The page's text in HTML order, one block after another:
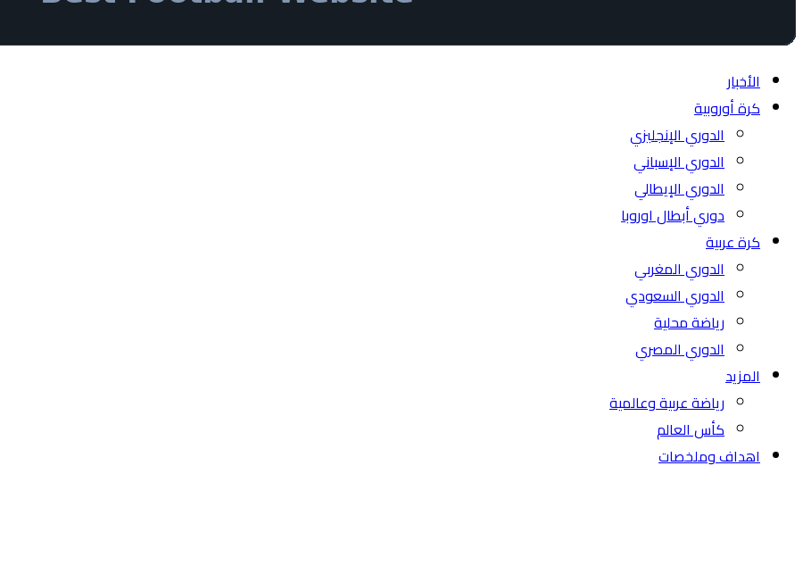
الأخبار
كرة أوروبية
الدوري الإنجليزي
الدوري الإسباني
الدوري الإيطالي
دوري أبطال اوروبا
كرة عربية
الدوري المغربي
الدوري السعودي
رياضة محلية
الدوري المصري
المزيد
رياضة عربية وعالمية
كأس العالم
اهداف وملخصات